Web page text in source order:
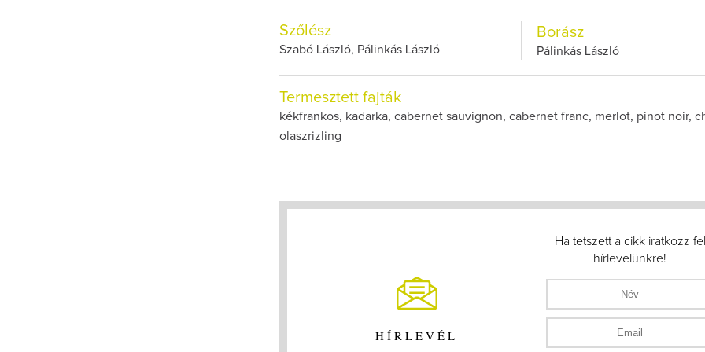
Szőlész
Szabó László, Pálinkás László
Borász
Pálinkás László
Termesztett fajták
kékfrankos, kadarka, cabernet sauvignon, cabernet franc, merlot, pinot noir,
olaszrizling
HÍRLEVÉL
Ha tetszett a cikk iratkozz fel
hírlevelünkre!